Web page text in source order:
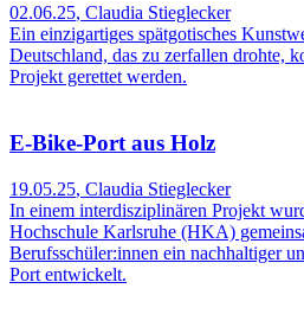
02.06.25, Claudia Stieglecker
Ein einzigartiges spätgotisches
Deutschland, das zu zerfallen drohte,
Projekt gerettet werden.
E-Bike-Port aus Holz
19.05.25, Claudia Stieglecker
In einem interdisziplinären Projekt
Hochschule Karlsruhe (HKA)
Berufsschüler:innen ein nachhaltiger
Port entwickelt.